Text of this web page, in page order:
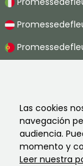
Las cookies
navegación
audiencia.
momento y
Leer nuestra